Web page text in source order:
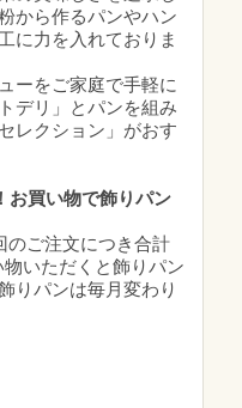
から作るパンやハン
に力を入れておりま
ーをご家庭で手軽に
デリ」とパンを組み
レクション」がおす
お買い物で飾りパン
のご注文につき合計
いただくと飾りパン
りパンは毎月変わり